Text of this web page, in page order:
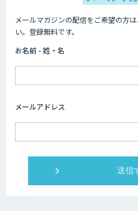
Dify開発支
SELFBOT
メールマガジンの配信をご希望の方
い。登録無料です。
お名前 - 姓・名
メールアドレス